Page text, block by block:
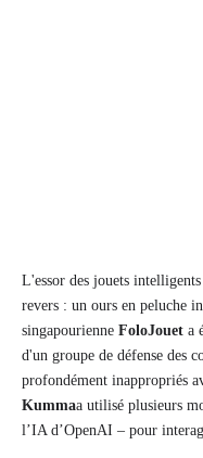
L'essor des jouets
revers : un ours en peluche
singapourienne FoloJouet a
d'un groupe de défense des
profondément inappropriés
Kummaa utilisé plusieurs
l’IA d’OpenAI – pour